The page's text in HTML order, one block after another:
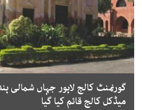
گورنمنٹ کالج لاہور جہاں شمالی
میڈکل کالج قائم کیا گیا